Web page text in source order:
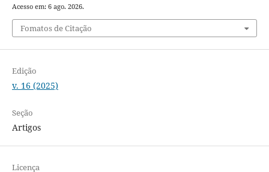
Acesso em: 6 ago. 2026.
Fomatos de Citação
Edição
v. 16 (2025)
Seção
Artigos
Licença